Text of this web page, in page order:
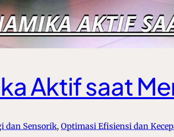
Aktif saat
dan Sensorik, Optimasi Efisiensi dan